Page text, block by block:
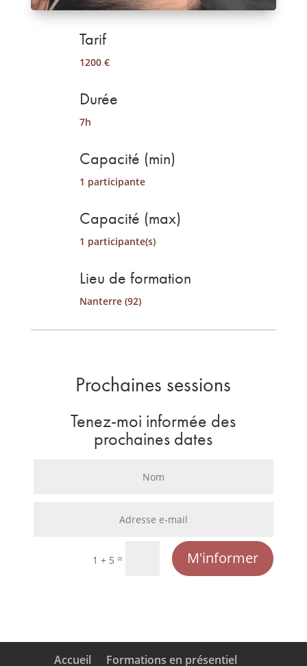
Tarif
1200 €
Durée
7h
Capacité (min)
1 participante
Capacité (max)
1 participante(s)
Lieu de formation
Nanterre (92)
Prochaines sessions
Tenez-moi informée des
prochaines dates
1 + 5 = M'informer
Accueil Formations en présentiel